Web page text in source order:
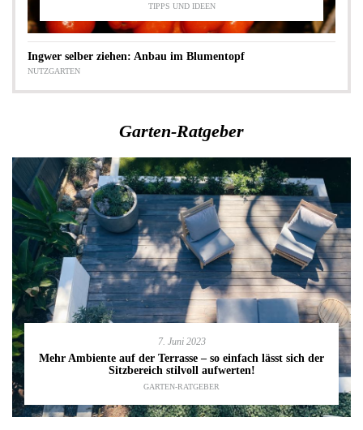
TIPPS UND IDEEN
Ingwer selber ziehen: Anbau im Blumentopf
NUTZGARTEN
Garten-Ratgeber
7. Juni 2023
Mehr Ambiente auf der Terrasse – so einfach lässt sich der
Sitzbereich stilvoll aufwerten!
GARTEN-RATGEBER